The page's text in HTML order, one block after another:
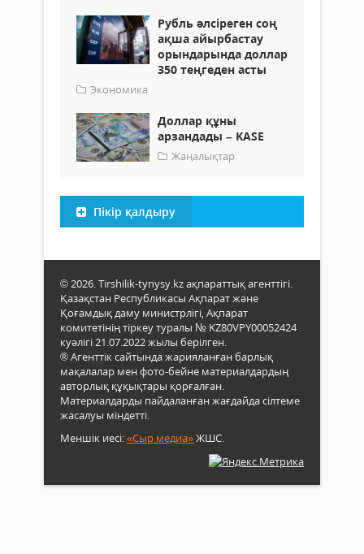
Рубль әлсіреген соң
ақша айырбастау
орындарында доллар
350 теңгеден асты
Экономика
Доллар құны
арзандады – KASE
Жаңалықтар
Пікір қалдыру
© 2026. Tirshilik-tynysy.kz ақпараттық агенттігі.
Қазақстан Республикасы Ақпарат және
Қоғамдық даму министрлігі, Ақпарат
комитетінің тіркеу туралы № KZ80VPY00052424
куәлігі 21.07.2022 жылы берілген.
® Агенттік сайтында жарияланған барлық
мақалалар мен фото-бейне материалдардың
авторлық құқықтары қорғалған.
Материалдарды пайдаланған жағдайда сілтеме
жасалуы міндетті.
Меншік иесі:«Сыр медиа»ЖШС.